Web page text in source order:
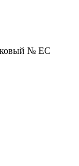
№ ЕС